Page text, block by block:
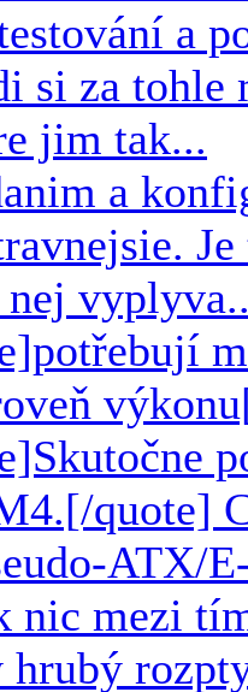
a
si za tohle
jim tak...
a
nej
quote]
ATX/
nic mezi